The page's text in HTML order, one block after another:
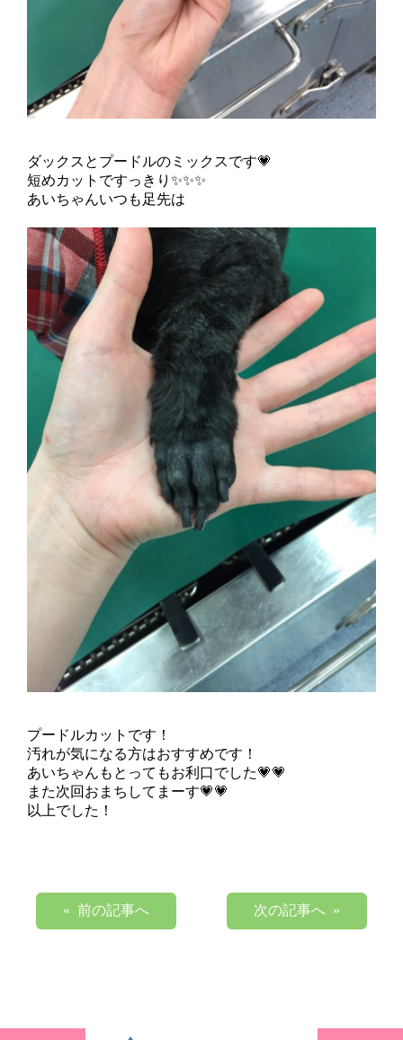
ダックスとプードルのミックスです💗
短めカットですっきり✨✨✨
あいちゃんいつも足先は
プードルカットです！
汚れが気になる方はおすすめです！
あいちゃんもとってもお利口でした💗💗
また次回おまちしてまーす💗💗
以上でした！
« 前の記事へ 次の記事へ »